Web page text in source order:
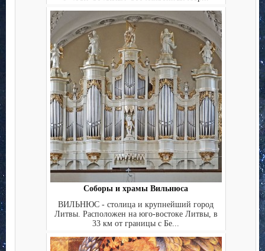
Соборы и храмы Вильнюса
ВИЛЬНЮС - столица и крупнейший город
Литвы. Расположен на юго-востоке Литвы, в
33 км от границы с Бе...